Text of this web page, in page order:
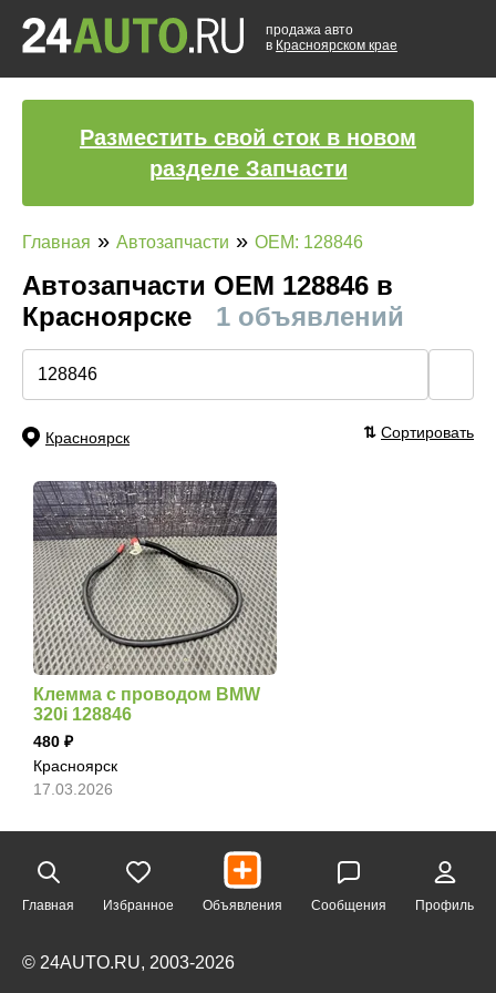
продажа авто
в Красноярском крае
Разместить свой сток в новом
разделе Запчасти
Главная » Автозапчасти » OEM: 128846
Автозапчасти ОЕМ 128846 в
Красноярске
1 объявлений
Красноярск ⇅ Сортировать
Клемма с проводом BMW
320i 128846
480
Красноярск
17.03.2026
Главная Избранное Объявления Сообщения Профиль
© 24AUTO.RU, 2003-2026